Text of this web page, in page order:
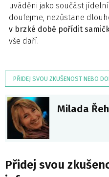
uváděni jako součást
doufejme, nezůstane
v brzké době pořídit
vše daří.
PŘIDEJ SVOU ZKUŠENOST NEBO
Milada
Přidej svou